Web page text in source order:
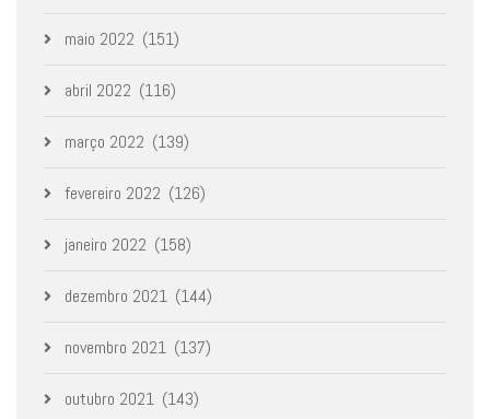
maio 2022 (151)
abril 2022 (116)
março 2022 (139)
fevereiro 2022 (126)
janeiro 2022 (158)
dezembro 2021 (144)
novembro 2021 (137)
outubro 2021 (143)